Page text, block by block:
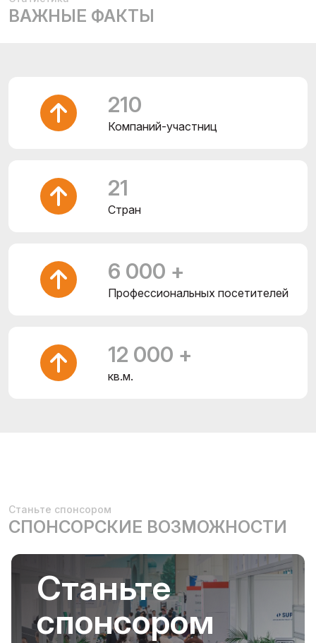
ВАЖНЫЕ ФАКТЫ
210
Компаний-участниц
21
Cтран
6 000 +
Профессиональных посетителей
12 000 +
кв.м.
Станьте спонсором
СПОНСОРСКИЕ ВОЗМОЖНОСТИ
Станьте
спонсором